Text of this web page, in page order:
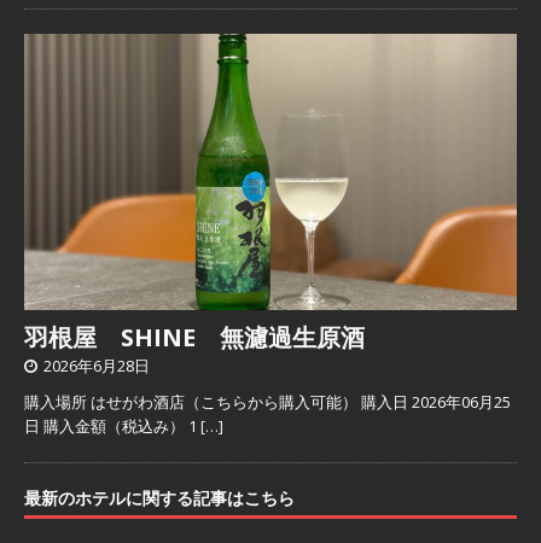
羽根屋 SHINE 無濾過生原酒
2026年6月28日
購入場所 はせがわ酒店（こちらから購入可能） 購入日 2026年06月25
日 購入金額（税込み） 1 […]
最新のホテルに関する記事はこちら